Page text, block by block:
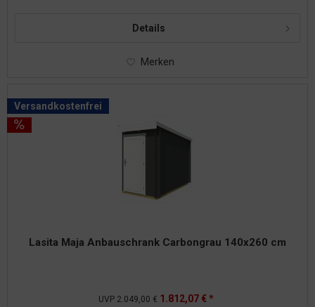
Details
Merken
Versandkostenfrei
Lasita Maja Anbauschrank Carbongrau 140x260 cm
UVP 2.049,00 € 1.812,07 € *